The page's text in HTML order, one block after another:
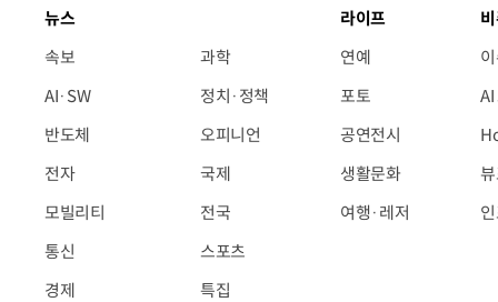
뉴스
속보
AI·SW
반도체
전자
모빌리티
통신
경제
과학
정치·정책
오피니언
국제
전국
스포츠
특집
라이프
연예
포토
공연전시
생활문화
여행·레저